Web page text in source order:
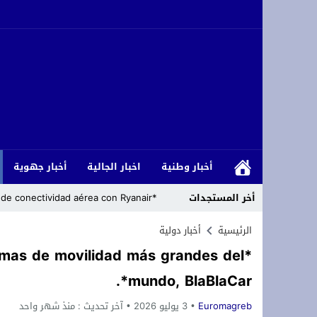
أخبار وطنية اخبار الجالية أخبار جهوية
أخر المستجدات
*Marruecos lanza su mayor plan de conectividad aérea con Ryanair.*
تهنئة بمناسبة الذكرى المباركة
استبعاد إدريس شتيوي منصة مهرجان
*Cómo los islamistas han armado la migración para abrumar a Europa*
الرئيسية أخبار دولية
de movilidad más grandes del
mundo, BlaBlaCar*.
Euromagreb 3 يوليو 2026 آخر تحديث : منذ شهر واحد